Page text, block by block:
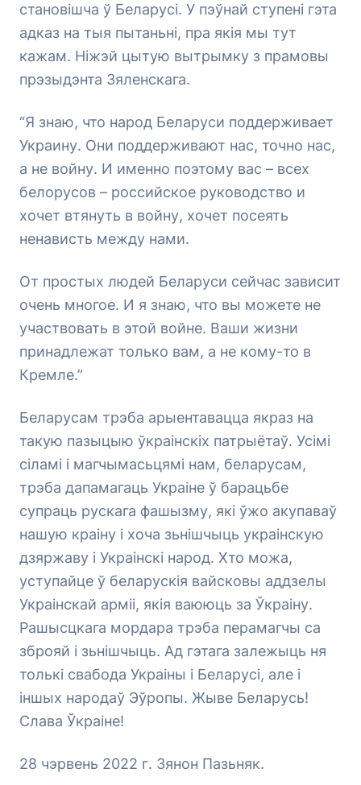
становішча ў Беларусі. У пэўнай ступені гэта
адказ на тыя пытаньні, пра якія мы тут
кажам. Ніжэй цытую вытрымку з прамовы
прэзыдэнта Зяленскага.
“Я знаю, что народ Беларуси поддерживает
Украину. Они поддерживают нас, точно нас,
а не войну. И именно поэтому вас – всех
белорусов – российское руководство и
хочет втянуть в войну, хочет посеять
ненависть между нами.
От простых людей Беларуси сейчас зависит
очень многое. И я знаю, что вы можете не
участвовать в этой войне. Ваши жизни
принадлежат только вам, а не кому-то в
Кремле.”
Беларусам трэба арыентавацца якраз на
такую пазыцыю ўкраінскіх патрыётаў. Усімі
сіламі і магчымасьцямі нам, беларусам,
трэба дапамагаць Украіне ў барацьбе
супраць рускага фашызму, які ўжо акупаваў
нашую краіну і хоча зьнішчыць украінскую
дзяржаву і Украінскі народ. Хто можа,
уступайце ў беларускія вайсковы аддзелы
Украінскай арміі, якія ваююць за Ўкраіну.
Рашысцкага мордара трэба перамагчы са
зброяй і зьнішчыць. Ад гэтага залежыць ня
толькі свабода Украіны і Беларусі, але і
іншых народаў Эўропы. Жыве Беларусь!
Слава Ўкраіне!
28 чэрвень 2022 г. Зянон Пазьняк.